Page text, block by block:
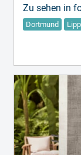
Zu sehen in
Dortmund